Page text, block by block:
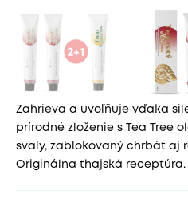
Zahrieva a uvoľňuje vďaka
prírodné zloženie s Tea Tree
svaly, zablokovaný chrbát aj
Originálna thajská receptúra.